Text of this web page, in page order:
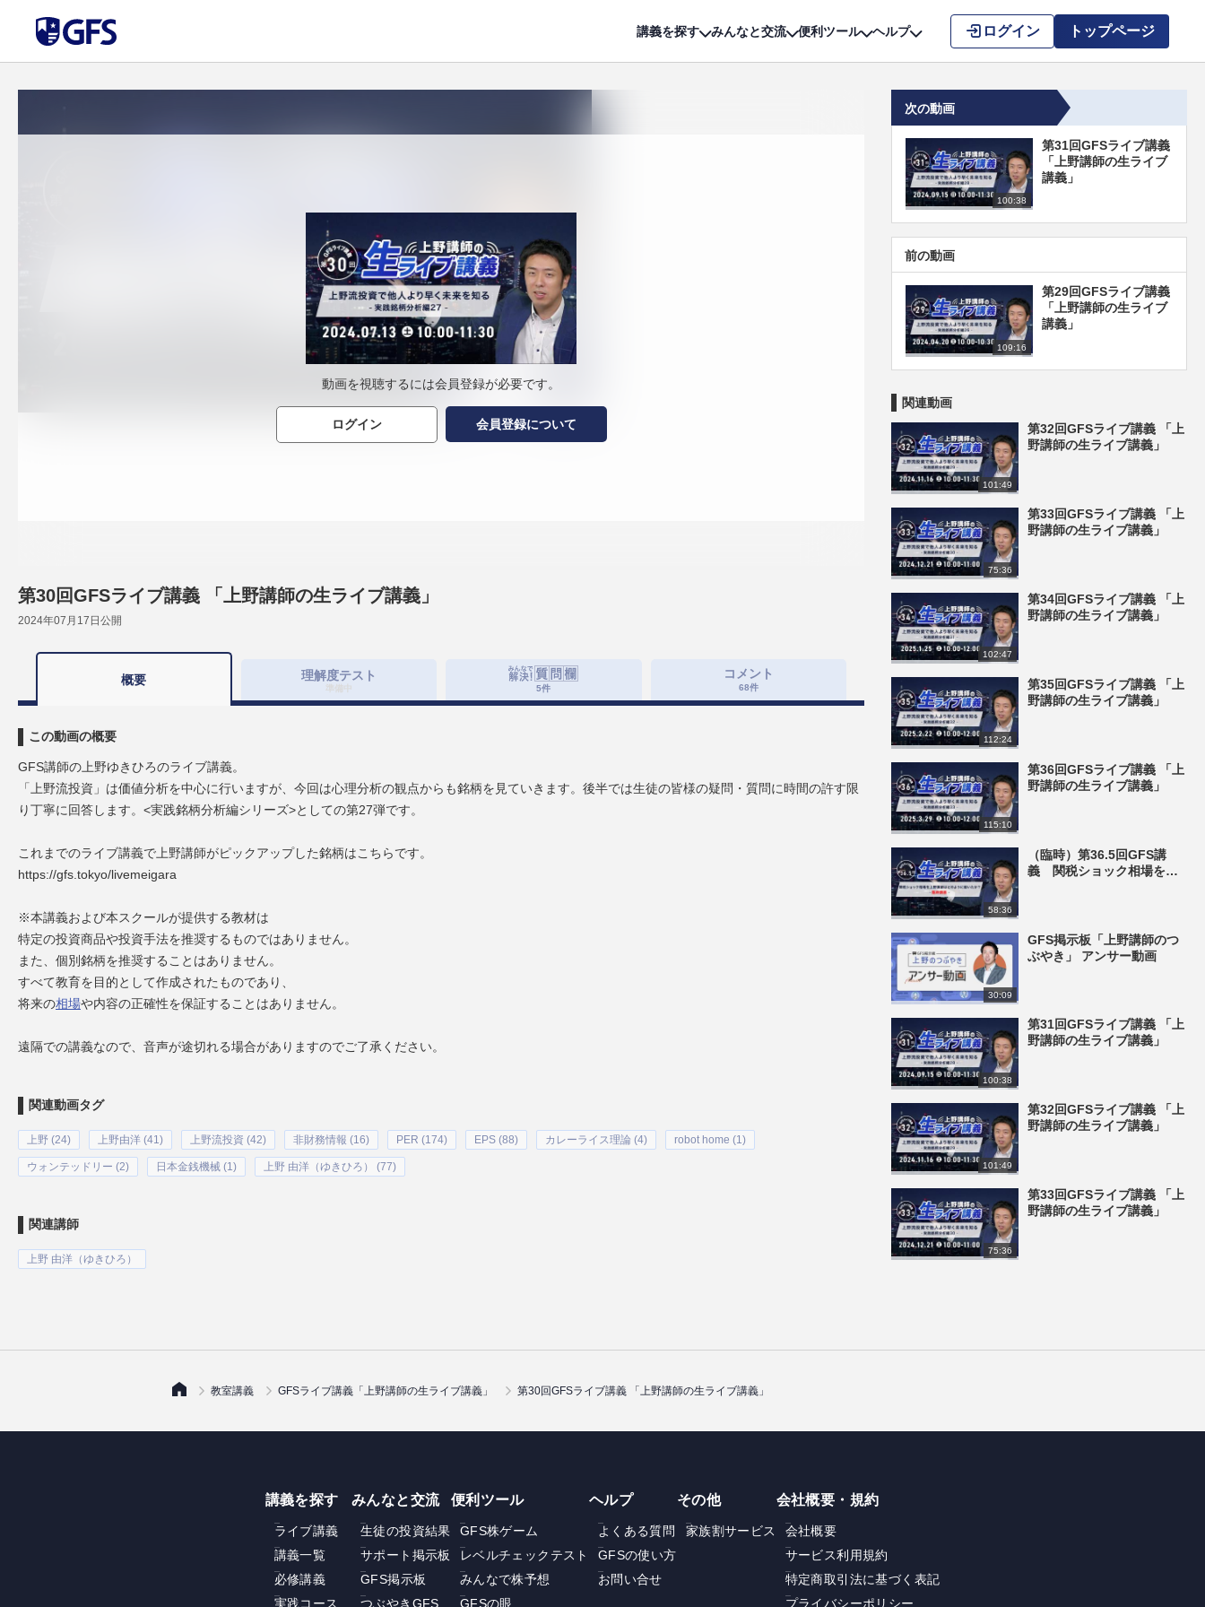
講義を探す みんなと交流 便利ツール ヘルプ ログイン トップページ
動画を視聴するには会員登録が必要です。
ログイン 会員登録について
第30回GFSライブ講義 「上野講師の生ライブ講義」
2024年07月17日 公開
概要 理解度テスト
準備中 5件
コメント
68件
この動画の概要
GFS講師の上野ゆきひろのライブ講義。
「上野流投資」は価値分析を中心に行いますが、今回は心理分析の観点からも銘柄を見ていきます。後半では生徒の皆様の疑問・質問に時間の許す限
り丁寧に回答します。<実践銘柄分析編シリーズ>としての第27弾です。
これまでのライブ講義で上野講師がピックアップした銘柄はこちらです。
https://gfs.tokyo/livemeigara
※本講義および本スクールが提供する教材は
特定の投資商品や投資手法を推奨するものではありません。
また、個別銘柄を推奨することはありません。
すべて教育を目的として作成されたものであり、
将来の相場や内容の正確性を保証することはありません。
遠隔での講義なので、音声が途切れる場合がありますのでご了承ください。
関連動画タグ
上野 (24) 上野由洋 (41) 上野流投資 (42) 非財務情報 (16) PER (174) EPS (88) カレーライス理論 (4) robot home (1)
ウォンテッドリー (2) 日本金銭機械 (1) 上野 由洋（ゆきひろ） (77)
関連講師
上野 由洋（ゆきひろ）
次の動画
100:38
第31回GFSライブ講義
「上野講師の生ライブ
講義」
前の動画
109:16
第29回GFSライブ講義
「上野講師の生ライブ
講義」
関連動画
101:49
第32回GFSライブ講義 「上
野講師の生ライブ講義」
75:36
第33回GFSライブ講義 「上
野講師の生ライブ講義」
102:47
第34回GFSライブ講義 「上
野講師の生ライブ講義」
112:24
第35回GFSライブ講義 「上
野講師の生ライブ講義」
115:10
第36回GFSライブ講義 「上
野講師の生ライブ講義」
58:36
（臨時）第36.5回GFS講
義 関税ショック相場を上
30:09
GFS掲示板「上野講師のつ
ぶやき」 アンサー動画
100:38
第31回GFSライブ講義 「上
野講師の生ライブ講義」
101:49
第32回GFSライブ講義 「上
野講師の生ライブ講義」
75:36
第33回GFSライブ講義 「上
野講師の生ライブ講義」
教室講義 GFSライブ講義「上野講師の生ライブ講義」 第30回GFSライブ講義 「上野講師の生ライブ講義」
講義を探す
ライブ講義
講義一覧
必修講義
実践コース
みんなと交流
生徒の投資結果
サポート掲示板
GFS掲示板
つぶやきGFS
便利ツール
GFS株ゲーム
レベルチェックテスト
みんなで株予想
GFSの眼
ヘルプ
よくある質問
GFSの使い方
お問い合せ
その他
家族割サービス
会社概要・規約
会社概要
サービス利用規約
特定商取引法に基づく表記
プライバシーポリシー